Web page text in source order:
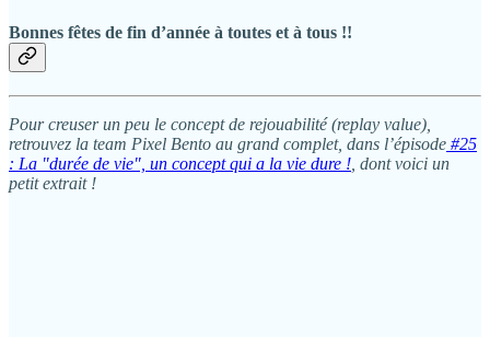
Bonnes fêtes de fin d’année à toutes et à tous !!
Pour creuser un peu le concept de rejouabilité (replay value),
retrouvez la team Pixel Bento au grand complet, dans l’épisode #25
: La "durée de vie", un concept qui a la vie dure ! , dont voici un
petit extrait !